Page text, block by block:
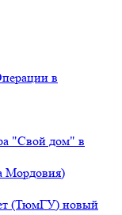
в
"Свой дом" в
Мордовия)
(ТюмГУ) новый